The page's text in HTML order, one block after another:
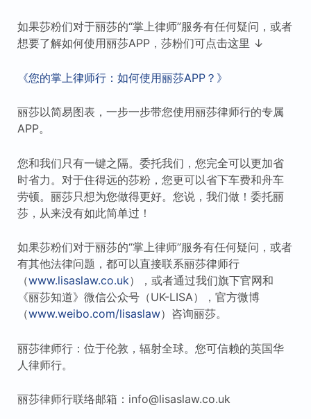
如果莎粉们对于丽莎的“掌上律师”服务有任何疑问，或者
想要了解如何使用丽莎APP，莎粉们可点击这里 ↓
《您的掌上律师行：如何使用丽莎APP？》
丽莎以简易图表，一步一步带您使用丽莎律师行的专属
APP。
您和我们只有一键之隔。委托我们，您完全可以更加省
时省力。对于住得远的莎粉，您更可以省下车费和舟车
劳顿。丽莎只想为您做得更好。您说，我们做！委托丽
莎，从来没有如此简单过！
如果莎粉们对于丽莎的“掌上律师”服务有任何疑问，或者
有其他法律问题，都可以直接联系丽莎律师行
（www.lisaslaw.co.uk），或者通过我们旗下官网和
《丽莎知道》微信公众号（UK-LISA），官方微博
（www.weibo.com/lisaslaw）咨询丽莎。
丽莎律师行：位于伦敦，辐射全球。您可信赖的英国华
人律师行。
丽莎律师行联络邮箱：info@lisaslaw.co.uk